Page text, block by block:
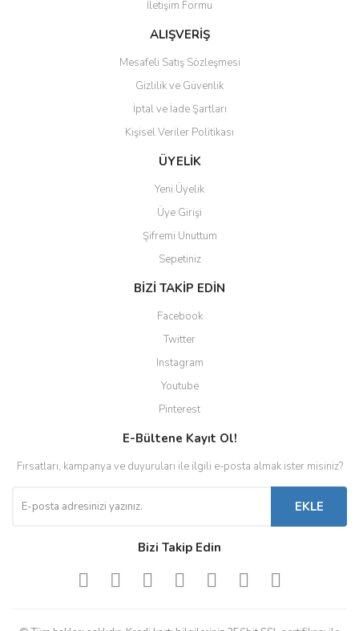
Ürün bilgilerinde hatalar bulunuyor.
Ürün fiyatı diğer sitelerden daha pahalı.
Gönder
İletişim Formu
ALIŞVERİŞ
Mesafeli Satış Sözleşmesi
Gizlilik ve Güvenlik
İptal ve İade Şartları
Kişisel Veriler Politikası
ÜYELİK
Yeni Üyelik
Üye Girişi
Şifremi Unuttum
Sepetiniz
BİZİ TAKİP EDİN
Facebook
Twitter
Instagram
Youtube
Pinterest
E-Bültene Kayıt Ol!
Fırsatları, kampanya ve duyuruları ile ilgili e-posta almak ister misiniz?
EKLE
Bizi Takip Edin